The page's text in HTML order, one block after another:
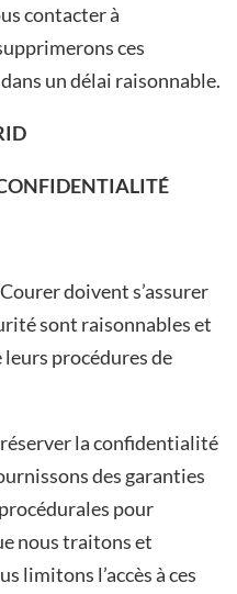
contacter à
ces
un délai raisonnable.
doivent s’assurer
sont raisonnables et
procédures de
la confidentialité
des garanties
pour
nous traitons et
limitons l’accès à ces